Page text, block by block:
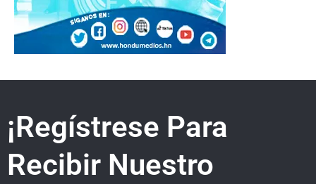
¡Regístrese Para
Recibir Nuestro